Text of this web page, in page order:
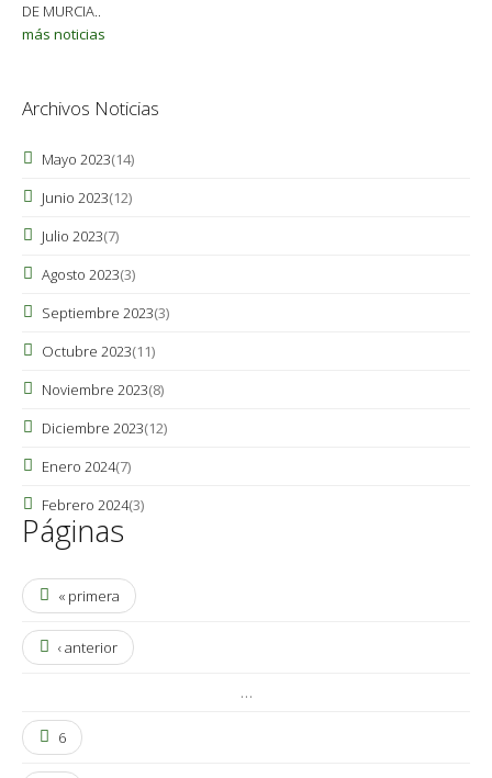
DE MURCIA..
más noticias
Archivos Noticias
Mayo 2023(14)
Junio 2023(12)
Julio 2023(7)
Agosto 2023(3)
Septiembre 2023(3)
Octubre 2023(11)
Noviembre 2023(8)
Diciembre 2023(12)
Enero 2024(7)
Febrero 2024(3)
Páginas
« primera
‹ anterior
…
6